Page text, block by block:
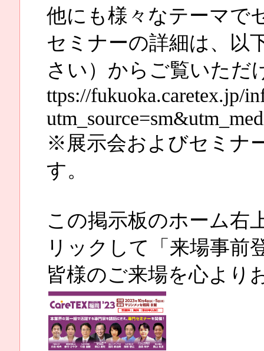
他にも様々なテーマで
セミナーの詳細は、以
さい）からご覧いただ
ttps://fukuoka.caretex.jp/
※展示会およびセミナ
す。
この掲示板のホーム右
リックして「来場事前
皆様のご来場を心より